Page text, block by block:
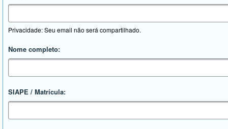
Privacidade: Seu email não será compartilhado.
Nome completo:
SIAPE / Matrícula: